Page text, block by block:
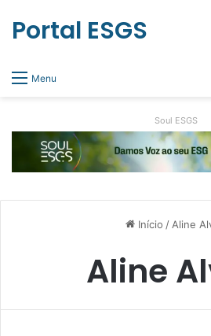
Menu
Portal ESGS
Soul ESGS
Início / Aline
Aline